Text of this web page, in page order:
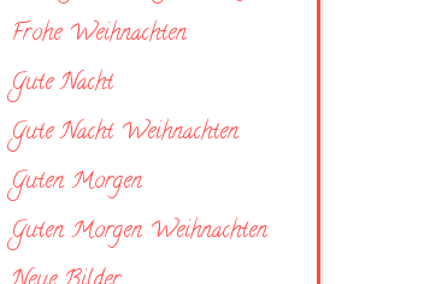
Frohe Weihnachten
Gute Nacht
Gute Nacht Weihnachten
Guten Morgen
Guten Morgen Weihnachten